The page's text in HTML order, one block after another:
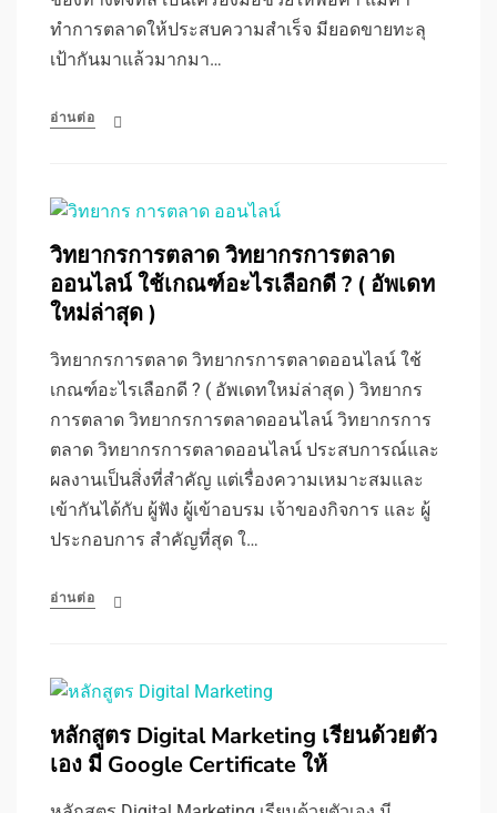
ทำการตลาดให้ประสบความสำเร็จ มียอดขายทะลุ
เป้ากันมาแล้วมากมา…
อ่านต่อ
วิทยากรการตลาด วิทยากรการตลาด
ออนไลน์ ใช้เกณฑ์อะไรเลือกดี ? ( อัพเดท
ใหม่ล่าสุด )
วิทยากรการตลาด วิทยากรการตลาดออนไลน์ ใช้
เกณฑ์อะไรเลือกดี ? ( อัพเดทใหม่ล่าสุด ) วิทยากร
การตลาด วิทยากรการตลาดออนไลน์ วิทยากรการ
ตลาด วิทยากรการตลาดออนไลน์ ประสบการณ์และ
ผลงานเป็นสิ่งที่สำคัญ แต่เรื่องความเหมาะสมและ
เข้ากันได้กับ ผู้ฟัง ผู้เข้าอบรม เจ้าของกิจการ และ ผู้
ประกอบการ สำคัญที่สุด ใ…
อ่านต่อ
หลักสูตร Digital Marketing เรียนด้วยตัว
เอง มี Google Certificate ให้